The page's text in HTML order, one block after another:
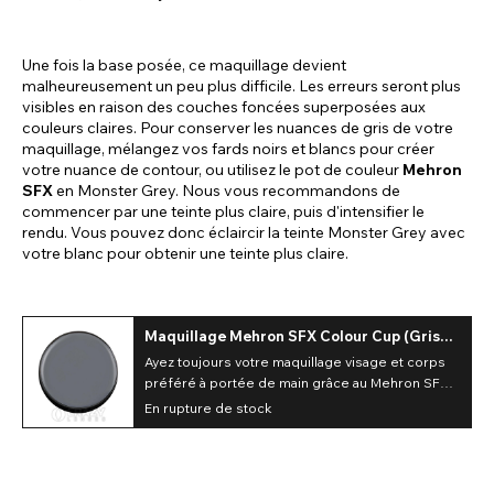
Une fois la base posée, ce maquillage devient
malheureusement un peu plus difficile. Les erreurs seront plus
visibles en raison des couches foncées superposées aux
couleurs claires. Pour conserver les nuances de gris de votre
maquillage, mélangez vos fards noirs et blancs pour créer
votre nuance de contour, ou utilisez le pot de couleur Mehron
SFXen Monster Grey. Nous vous recommandons de
commencer par une teinte plus claire, puis d'intensifier le
rendu. Vous pouvez donc éclaircir la teinte Monster Grey avec
votre blanc pour obtenir une teinte plus claire.
Maquillage Mehron SFX Colour Cup (Gris
Monstre)
Ayez toujours votre maquillage visage et corps
préféré à portée de main grâce au Mehron SFX
Colour Cup Makeup en teinte Monster Grey. Sa
formule onctueuse et crémeuse est également
En rupture de stock